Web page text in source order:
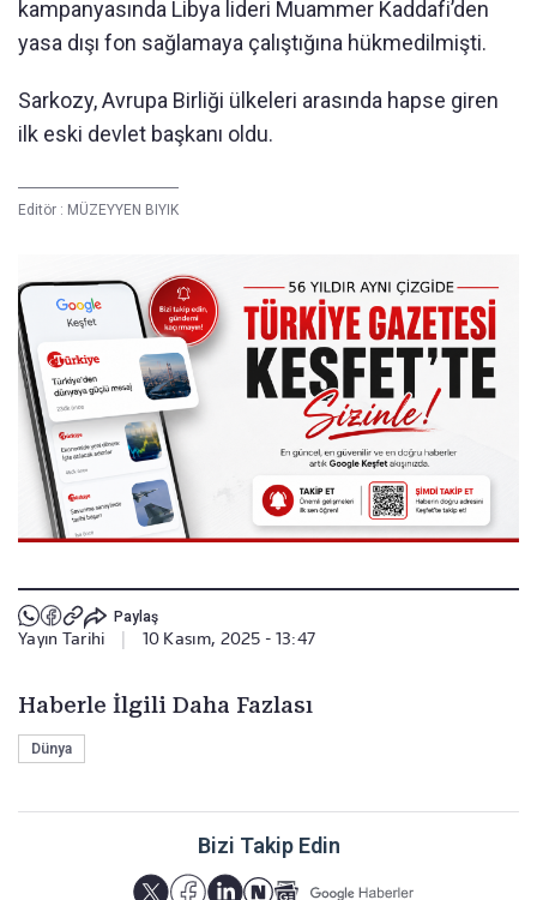
kampanyasında Libya lideri Muammer Kaddafi’den
yasa dışı fon sağlamaya çalıştığına hükmedilmişti.
Sarkozy, Avrupa Birliği ülkeleri arasında hapse giren
ilk eski devlet başkanı oldu.
Editör : MÜZEYYEN BIYIK
Paylaş
Yayın Tarihi 10 Kasım, 2025 - 13:47
Haberle İlgili Daha Fazlası
Dünya
Bizi Takip Edin